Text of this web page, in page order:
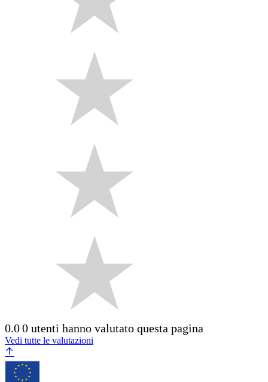
0.00 utenti hanno valutato questa pagina
Vedi tutte le valutazioni